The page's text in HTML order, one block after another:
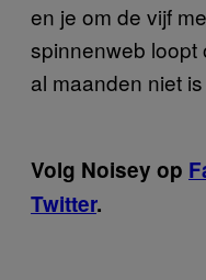
en je om de vijf
spinnenweb loopt
al maanden niet
Volg Noisey op
Twitter.